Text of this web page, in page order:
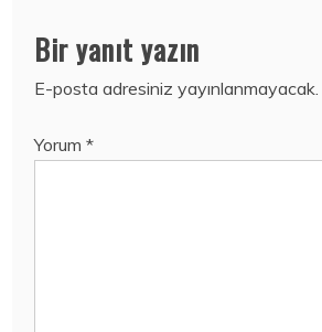
Bir yanıt yazın
E-posta adresiniz yayınlanmayacak.
Yorum *